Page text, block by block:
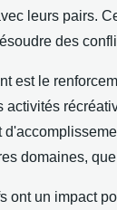
leurs pairs.
des
est le
activités
domaines,
ont un impact